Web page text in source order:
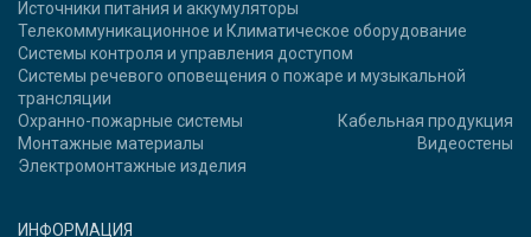
Источники питания и аккумуляторы
Телекоммуникационное и Климатическое оборудование
Системы контроля и управления доступом
Системы речевого оповещения о пожаре и музыкальной
трансляции
Охранно-пожарные системы
Кабельная продукция
Монтажные материалы
Видеостены
Электромонтажные изделия
ИНФОРМАЦИЯ